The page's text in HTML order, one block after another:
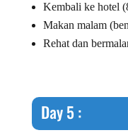
Kembali ke hotel
Makan malam
Rehat dan
Day 5 :